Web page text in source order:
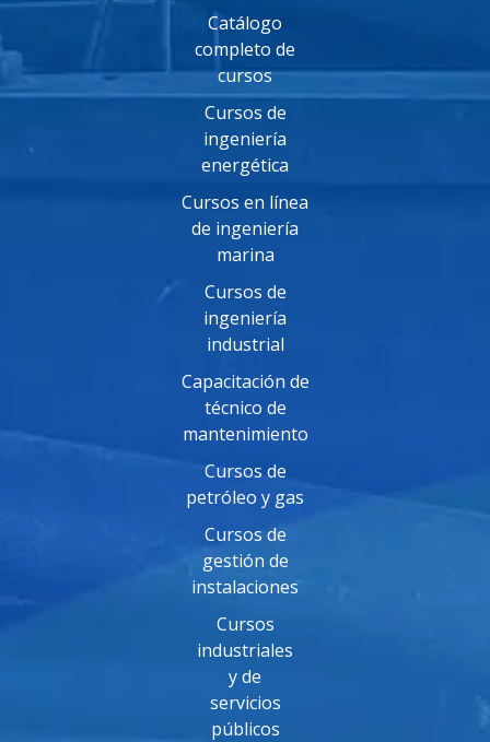
Catálogo
completo de
cursos
Cursos de
ingeniería
energética
Cursos en línea
de ingeniería
marina
Cursos de
ingeniería
industrial
Capacitación de
técnico de
mantenimiento
Cursos de
petróleo y gas
Cursos de
gestión de
instalaciones
Cursos
industriales
y de
servicios
públicos